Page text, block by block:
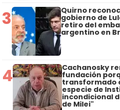
3 Quirno
gobierno de
retiro del
argentino en
4 Cachanosky
fundación
transformado
especie de
incondicional
de Milei"